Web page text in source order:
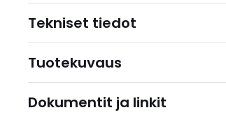
Tekniset tiedot
Tuotekuvaus
Dokumentit ja linkit